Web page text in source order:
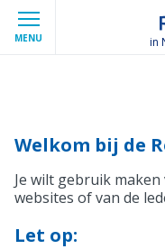
MENU in
Welkom bij de
Je wilt gebruik
websites of van de
Let op: